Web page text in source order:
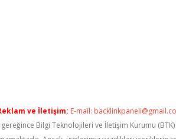
ve İletişim: E-mail:
gereğince Bilgi Teknolojileri ve İletişim Kurumu